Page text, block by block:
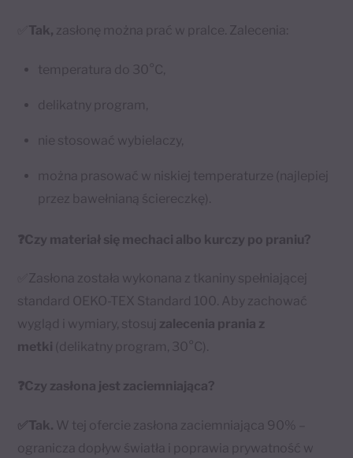
Tak, zasłonę można prać w pralce. Zalecenia:
temperatura do 30°C,
delikatny program,
nie stosować wybielaczy,
można prasować w niskiej temperaturze (najlepiej
przez bawełnianą ściereczkę).
❓Czy materiał się mechaci albo kurczy po praniu?
✅Zasłona została wykonana z tkaniny spełniającej
standard OEKO-TEX Standard 100. Aby zachować
wygląd i wymiary, stosuj zalecenia prania z
metki (delikatny program, 30°C).
❓Czy zasłona jest zaciemniająca?
✅Tak. W tej ofercie zasłona zaciemniająca 90% –
ogranicza dopływ światła i poprawia prywatność w